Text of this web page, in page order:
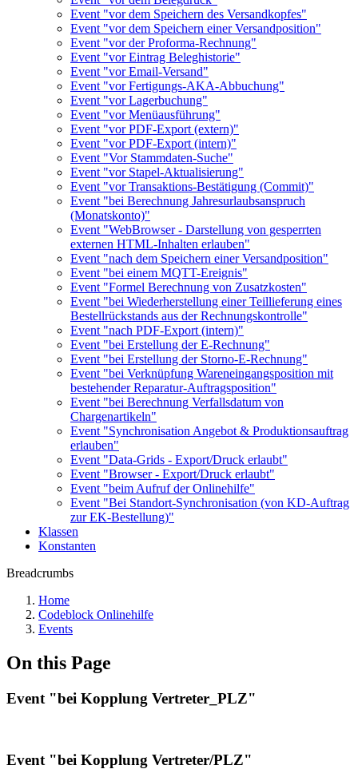
Event "vor dem Speichern des Versandkopfes"
Event "vor dem Speichern einer Versandposition"
Event "vor der Proforma-Rechnung"
Event "vor Eintrag Beleghistorie"
Event "vor Email-Versand"
Event "vor Fertigungs-AKA-Abbuchung"
Event "vor Lagerbuchung"
Event "vor Menüausführung"
Event "vor PDF-Export (extern)"
Event "vor PDF-Export (intern)"
Event "Vor Stammdaten-Suche"
Event "vor Stapel-Aktualisierung"
Event "vor Transaktions-Bestätigung (Commit)"
Event "bei Berechnung Jahresurlaubsanspruch
(Monatskonto)"
Event "WebBrowser - Darstellung von gesperrten
externen HTML-Inhalten erlauben"
Event "nach dem Speichern einer Versandposition"
Event "bei einem MQTT-Ereignis"
Event "Formel Berechnung von Zusatzkosten"
Event "bei Wiederherstellung einer Teillieferung eines
Bestellrückstands aus der Rechnungskontrolle"
Event "nach PDF-Export (intern)"
Event "bei Erstellung der E-Rechnung"
Event "bei Erstellung der Storno-E-Rechnung"
Event "bei Verknüpfung Wareneingangsposition mit
bestehender Reparatur-Auftragsposition"
Event "bei Berechnung Verfallsdatum von
Chargenartikeln"
Event "Synchronisation Angebot & Produktionsauftrag
erlauben"
Event "Data-Grids - Export/Druck erlaubt"
Event "Browser - Export/Druck erlaubt"
Event "beim Aufruf der Onlinehilfe"
Event "Bei Standort-Synchronisation (von KD-Auftrag
zur EK-Bestellung)"
Klassen
Konstanten
Breadcrumbs
Home
Codeblock Onlinehilfe
Events
On this Page
Event "bei Kopplung Vertreter_PLZ"
Event "bei Kopplung Vertreter/PLZ"